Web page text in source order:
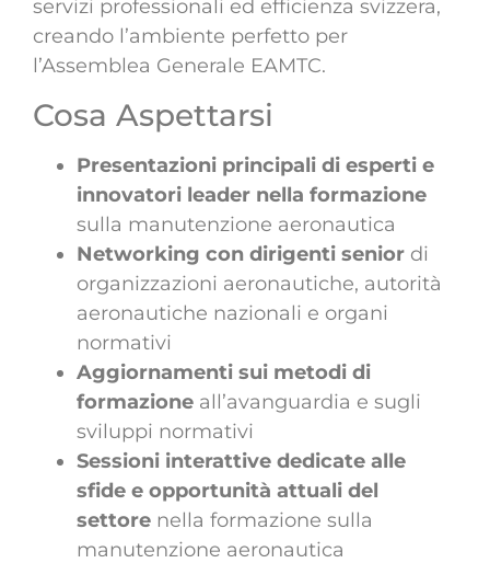
servizi professionali ed efficienza svizzera,
creando l’ambiente perfetto per
l’Assemblea Generale EAMTC.
Cosa Aspettarsi
Presentazioni principali di esperti e
innovatori leader nella formazione
sulla manutenzione aeronautica
Networking con dirigenti senior di
organizzazioni aeronautiche, autorità
aeronautiche nazionali e organi
normativi
Aggiornamenti sui metodi di
formazione all’avanguardia e sugli
sviluppi normativi
Sessioni interattive dedicate alle
sfide e opportunità attuali del
settore nella formazione sulla
manutenzione aeronautica